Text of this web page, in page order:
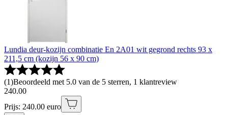
Lundia deur-kozijn combinatie En 2A01 wit gegrond rechts 93 x
211,5 cm (kozijn 56 x 90 cm)
(1)Beoordeeld met 5.0 van de 5 sterren, 1 klantreview
240.00
Prijs: 240.00 euro